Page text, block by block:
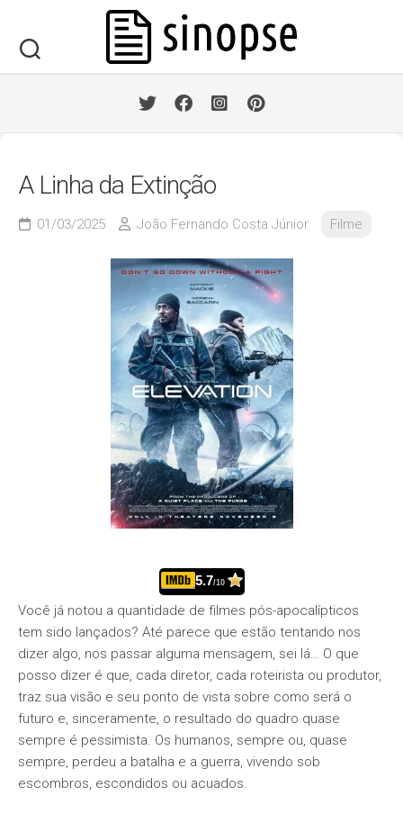
content
A Linha da Extinção
01/03/2025 João Fernando Costa Júnior Filme
5.7/10
Você já notou a quantidade de filmes pós-apocalípticos
tem sido lançados? Até parece que estão tentando nos
dizer algo, nos passar alguma mensagem, sei lá… O que
posso dizer é que, cada diretor, cada roteirista ou produtor,
traz sua visão e seu ponto de vista sobre como será o
futuro e, sinceramente, o resultado do quadro quase
sempre é pessimista. Os humanos, sempre ou, quase
sempre, perdeu a batalha e a guerra, vivendo sob
escombros, escondidos ou acuados.